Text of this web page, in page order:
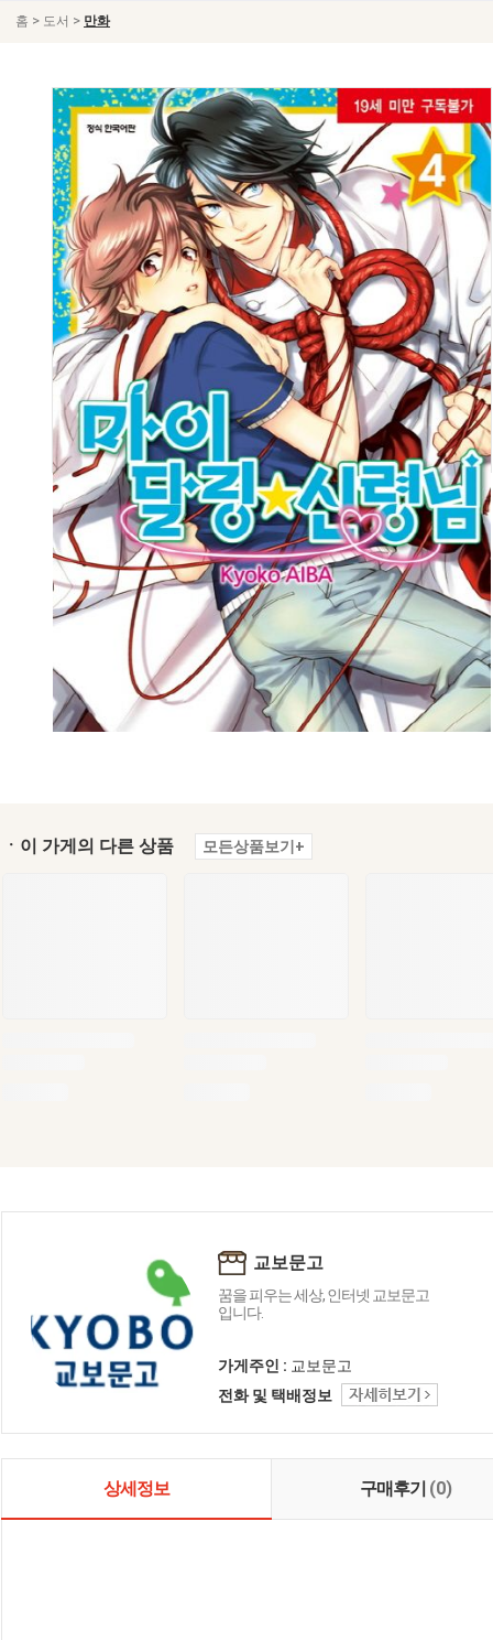
홈 > 도서 > 만화
ㆍ이 가게의 다른 상품 모든상품보기+
교보문고
꿈을 피우는 세상, 인터넷 교보문고
입니다.
가게주인 : 교보문고
전화 및 택배정보
상세정보 구매후기 (0)